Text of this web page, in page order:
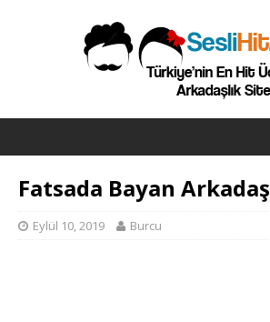
Fatsada Bayan Arkadaş
Eylül 10, 2019 Burcu